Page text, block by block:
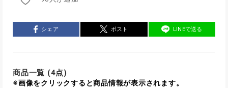
シェア ポスト LINEで送る
商品一覧 (4点)
※画像をクリックすると商品情報が表示されます。